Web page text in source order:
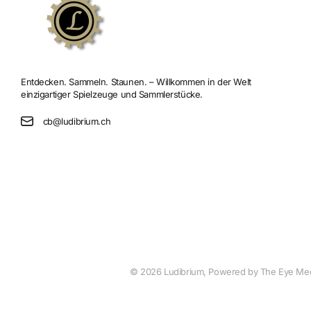
Entdecken. Sammeln. Staunen. – Willkommen in der Welt
einzigartiger Spielzeuge und Sammlerstücke.
cb@ludibrium.ch
© 2026 Ludibrium, Powered by The Eye